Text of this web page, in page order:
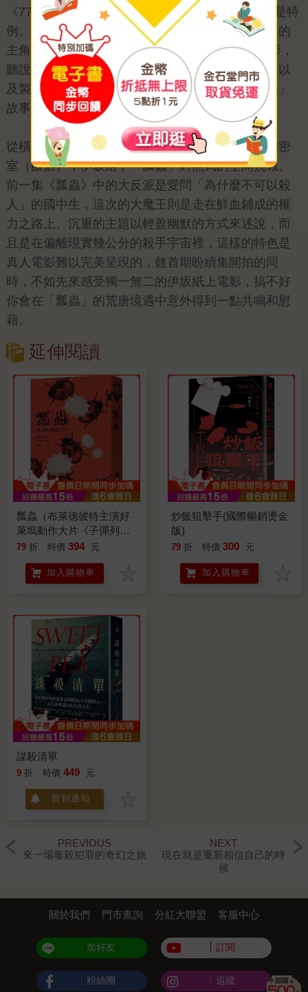
《777》是伊坂「殺手系列」睽違七年的新作，也是特
例。在此之前，《蚱蜢》《瓢蟲》《螳螂》每一集的
主角都不同，但2022年《瓢蟲》改編為好萊塢電影，
聽說主演布萊德．彼特頗中意「瓢蟲」這個角色，以
及製片對續集的期待後，伊坂燃起繼續創作「瓢蟲」
故事的熱情，打破了原本對系列的規畫。
從橫向移動的密室（新幹線列車），到縱向移動的密
室（飯店），伊坂給予「瓢蟲」對照式的空間挑戰。
前一集《瓢蟲》中的大反派是愛問「為什麼不可以殺
人」的國中生，這次的大魔王則是走在鮮血鋪成的權
力之路上。沉重的主題以輕盈幽默的方式來述說，而
且是在偏離現實幾公分的殺手宇宙裡，這樣的特色是
真人電影難以完美呈現的，翹首期盼續集開拍的同
時，不如先來感受獨一無二的伊坂紙上電影，搞不好
你會在「瓢蟲」的荒唐境遇中意外得到一點共鳴和慰
藉。
延伸閱讀
瓢蟲（布萊德彼特主演好
萊塢動作大片《子彈列
車》原著小說）
79 折 特價 394 元
加入購物車
炒飯狙擊手(國際暢銷燙金
版)
79 折 特價 300 元
加入購物車
謀殺清單
9 折 特價 449 元
貨到通知
PREVIOUS
來一場毒殺犯罪的奇幻之旅
NEXT
現在就是重新相信自己的時
候
關於我們 門市查詢 分紅大聯盟 客服中心
加好友 訂閱
粉絲團 追蹤